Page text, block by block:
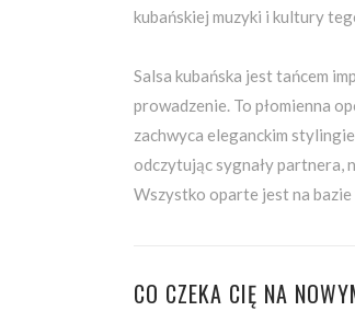
kubańskiej muzyki i kultury
Salsa kubańska jest tańcem
prowadzenie. To płomienna
zachwyca eleganckim
odczytując sygnały partnera,
Wszystko oparte jest na
CO CZEKA CIĘ NA